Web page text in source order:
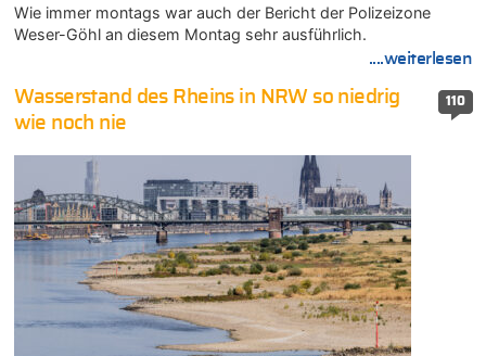
Wie immer montags war auch der Bericht der Polizeizone
Weser-Göhl an diesem Montag sehr ausführlich.
....weiterlesen
110
Wasserstand des Rheins in NRW so niedrig
wie noch nie